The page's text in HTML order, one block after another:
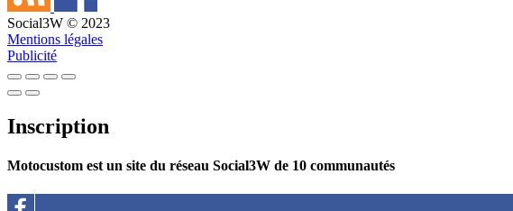
Social3W © 2023
Mentions légales
Publicité
Inscription
Motocustom est un site du réseau Social3W de 10 communautés